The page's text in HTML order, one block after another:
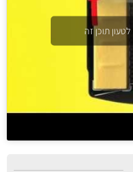
תוכן זה